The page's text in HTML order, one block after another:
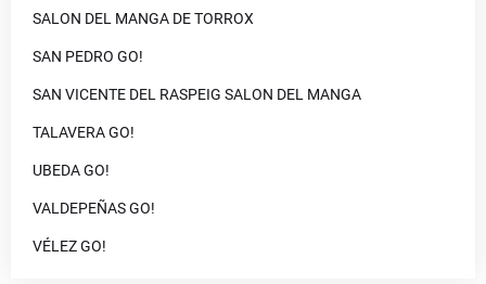
SALON DEL MANGA DE TORROX
SAN PEDRO GO!
SAN VICENTE DEL RASPEIG SALON DEL MANGA
TALAVERA GO!
UBEDA GO!
VALDEPEÑAS GO!
VÉLEZ GO!